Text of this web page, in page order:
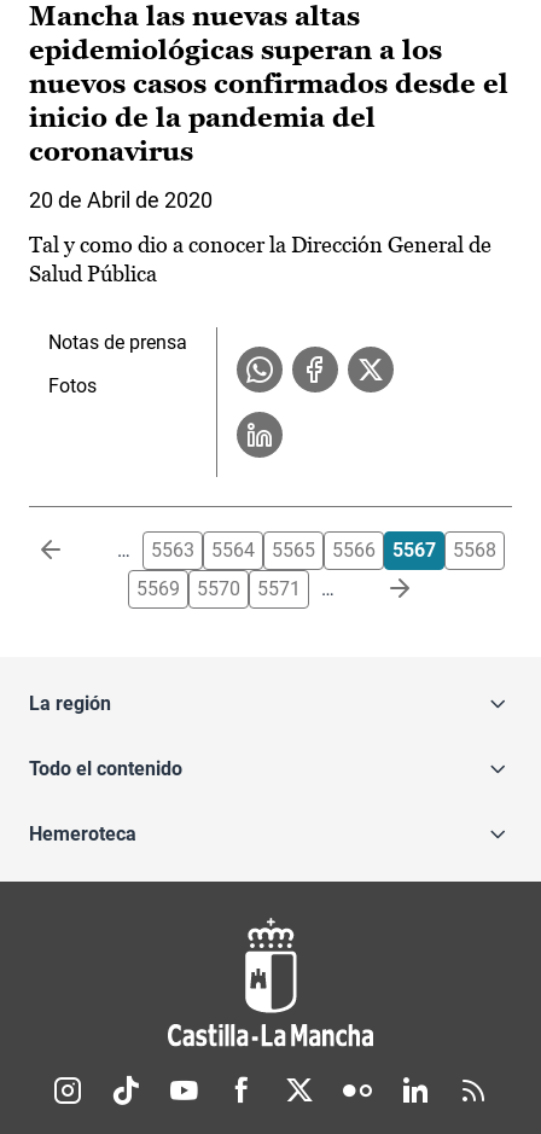
Mancha las nuevas altas
epidemiológicas superan a los
nuevos casos confirmados desde el
inicio de la pandemia del
coronavirus
20 de Abril de 2020
Tal y como dio a conocer la Dirección General de
Salud Pública
Notas de prensa
Fotos
Paginación … 5563 5564 5565 5566 5567
5568
5569
5570 5571 …
La región
Todo el contenido
Hemeroteca
Redes sociales JCCM